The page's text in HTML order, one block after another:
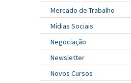
Mercado de Trabalho
Mídias Sociais
Negociação
Newsletter
Novos Cursos